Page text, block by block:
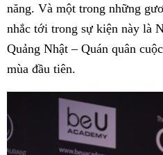
năng. Và một trong những
nhắc tới trong sự kiện này là
Quảng Nhật – Quán quân
mùa đầu tiên.